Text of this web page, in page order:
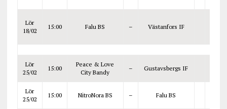
Lör
18/02
15:00 Falu BS – Västanfors IF
Lör
25/02
15:00
Peace & Love
City Bandy
– Gustavsbergs IF
Lör
25/02
15:00 NitroNora BS – Falu BS